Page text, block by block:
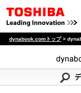
dynabook.comトップ>